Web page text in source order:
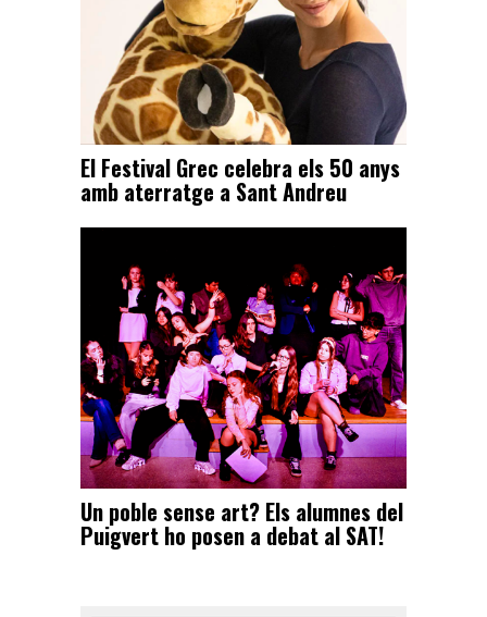
El Festival Grec celebra els 50 anys
amb aterratge a Sant Andreu
Un poble sense art? Els alumnes del
Puigvert ho posen a debat al SAT!